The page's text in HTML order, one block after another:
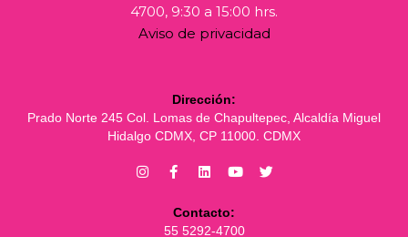
4700, 9:30 a 15:00 hrs.
Aviso de privacidad
Dirección:
Prado Norte 245 Col. Lomas de Chapultepec, Alcaldía Miguel
Hidalgo CDMX, CP 11000. CDMX
Contacto:
55 5292-4700